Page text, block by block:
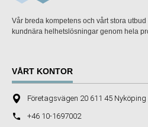
Vår breda kompetens och vårt stora
kundnära helhetslösningar genom hela
VÅRT KONTOR
Företagsvägen 20 611 45 Nyköping
+46 10-1697002